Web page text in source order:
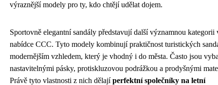
výraznější modely pro ty, kdo chtějí udělat dojem.
Sportovně elegantní sandály představují další významnou kategorii
nabídce CCC. Tyto modely kombinují praktičnost turistických
modernějším vzhledem, který je vhodný i do města. Často jsou
nastavitelnými pásky, protiskluzovou podrážkou a prodyšnými
Právě tyto vlastnosti z nich dělajíperfektní společníky na letní